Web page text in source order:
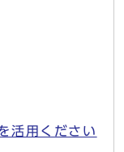
活用ください